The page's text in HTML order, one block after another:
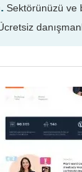
Sektörünüzü ve